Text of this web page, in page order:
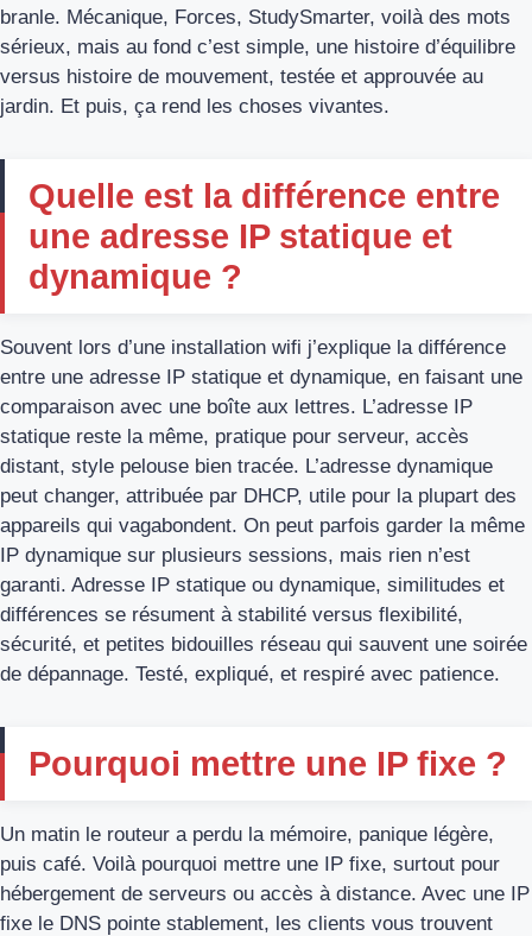
branle. Mécanique, Forces, StudySmarter, voilà des mots
sérieux, mais au fond c’est simple, une histoire d’équilibre
versus histoire de mouvement, testée et approuvée au
jardin. Et puis, ça rend les choses vivantes.
Quelle est la différence entre
une adresse IP statique et
dynamique ?
Souvent lors d’une installation wifi j’explique la différence
entre une adresse IP statique et dynamique, en faisant une
comparaison avec une boîte aux lettres. L’adresse IP
statique reste la même, pratique pour serveur, accès
distant, style pelouse bien tracée. L’adresse dynamique
peut changer, attribuée par DHCP, utile pour la plupart des
appareils qui vagabondent. On peut parfois garder la même
IP dynamique sur plusieurs sessions, mais rien n’est
garanti. Adresse IP statique ou dynamique, similitudes et
différences se résument à stabilité versus flexibilité,
sécurité, et petites bidouilles réseau qui sauvent une soirée
de dépannage. Testé, expliqué, et respiré avec patience.
Pourquoi mettre une IP fixe ?
Un matin le routeur a perdu la mémoire, panique légère,
puis café. Voilà pourquoi mettre une IP fixe, surtout pour
hébergement de serveurs ou accès à distance. Avec une IP
fixe le DNS pointe stablement, les clients vous trouvent